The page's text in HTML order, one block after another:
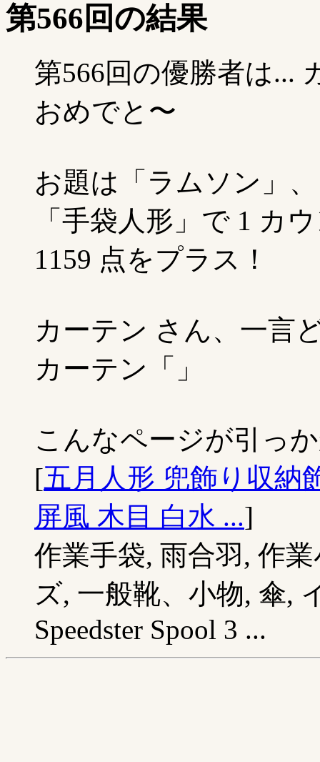
第566回の結果
第566回の優勝者は...
おめでと〜
お題は「ラムソン」、
「手袋人形」で 1 カ
1159 点をプラス！
カーテン さん、一言
カーテン「」
こんなページが引っ
[五月人形 兜飾り収納
屏風 木目 白水 ...]
作業手袋, 雨合羽, 作
ズ, 一般靴、小物, 傘,
Speedster Spool 3 ...